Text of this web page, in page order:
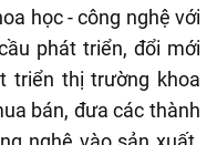
học - công nghệ với
phát triển, đổi mới
triển thị trường khoa
bán, đưa các thành